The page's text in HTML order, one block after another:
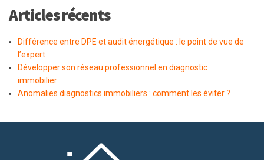
Articles récents
Différence entre DPE et audit énergétique : le point de vue de
l’expert
Développer son réseau professionnel en diagnostic
immobilier
Anomalies diagnostics immobiliers : comment les éviter ?